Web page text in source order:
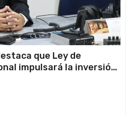
que Ley de
impulsará la inversión